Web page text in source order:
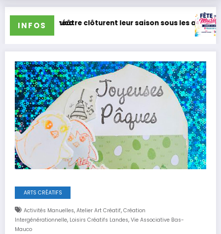
INFOS
leur saison sous les applaudissements
Les Troup’Adours
ARTS CRÉATIFS
Activités Manuelles, Atelier Art Créatif, Création
Intergénérationnelle, Loisirs Créatifs Landes, Vie Associative Bas-
Mauco